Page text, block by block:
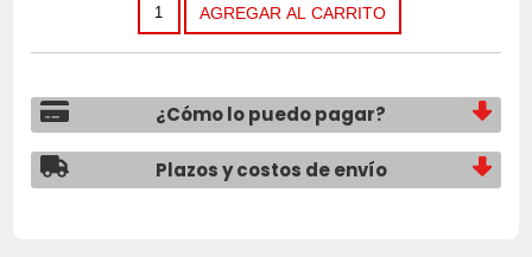
¿Cómo lo puedo pagar?
Plazos y costos de envío